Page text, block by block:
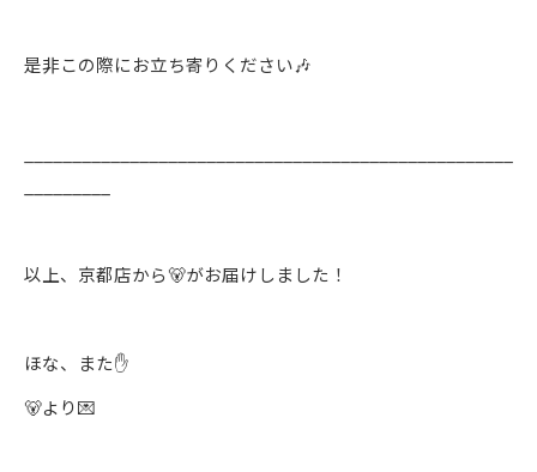
是非この際にお立ち寄りください🎶
以上、京都店から🐻がお届けしました！
ほな、また✋
🐻より💌